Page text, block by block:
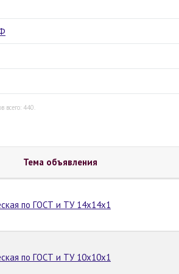
всего: 440.
Тема объявления
по ГОСТ и ТУ 14х14х1
по ГОСТ и ТУ 10х10х1